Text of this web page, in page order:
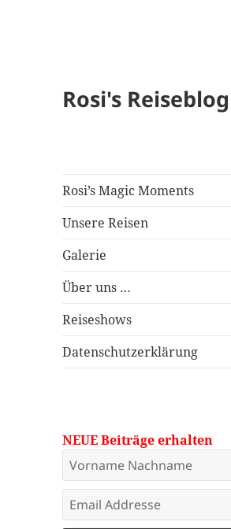
Rosi's Reiseblog
Rosi’s Magic Moments
Unsere Reisen
Galerie
Über uns …
Reiseshows
Datenschutzerklärung
NEUE Beiträge erhalten